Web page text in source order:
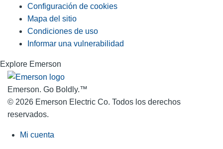
Configuración de cookies
Mapa del sitio
Condiciones de uso
Informar una vulnerabilidad
Explore Emerson
Emerson. Go Boldly.™
© 2026 Emerson Electric Co. Todos los derechos
reservados.
Mi cuenta